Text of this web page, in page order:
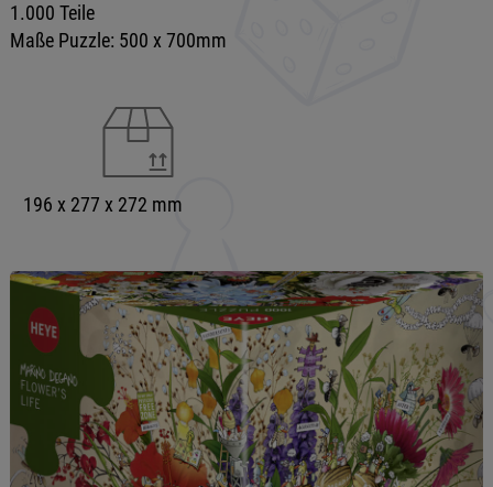
1.000 Teile
Maße Puzzle: 500 x 700mm
196 x 277 x 272 mm